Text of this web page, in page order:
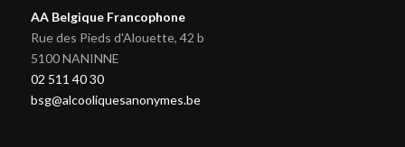
AA Belgique Francophone
Rue des Pieds d'Alouette, 42 b
5100 NANINNE
02 511 40 30
bsg@alcooliquesanonymes.be